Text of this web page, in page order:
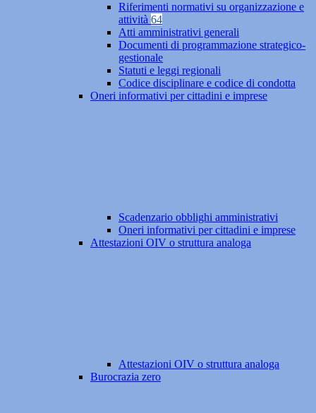
Riferimenti normativi su organizzazione e
attività 64
Atti amministrativi generali
Documenti di programmazione strategico-
gestionale
Statuti e leggi regionali
Codice disciplinare e codice di condotta
Oneri informativi per cittadini e imprese
Scadenzario obblighi amministrativi
Oneri informativi per cittadini e imprese
Attestazioni OIV o struttura analoga
Attestazioni OIV o struttura analoga
Burocrazia zero